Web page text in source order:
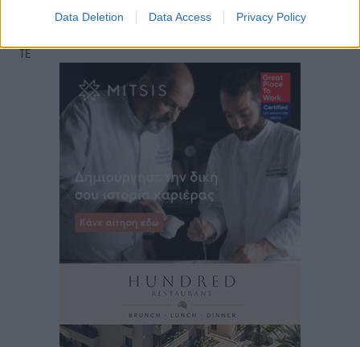
Data Deletion Data Access Privacy Policy
ΤΕ